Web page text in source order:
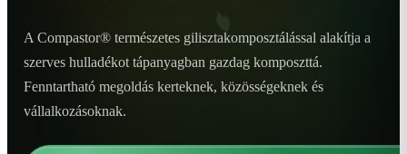
A Compastor® természetes gilisztakomposztálással alakítja a
szerves hulladékot tápanyagban gazdag komposzttá.
Fenntartható megoldás kerteknek, közösségeknek és
vállalkozásoknak.